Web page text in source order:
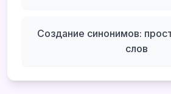
Создание синонимов:
слов